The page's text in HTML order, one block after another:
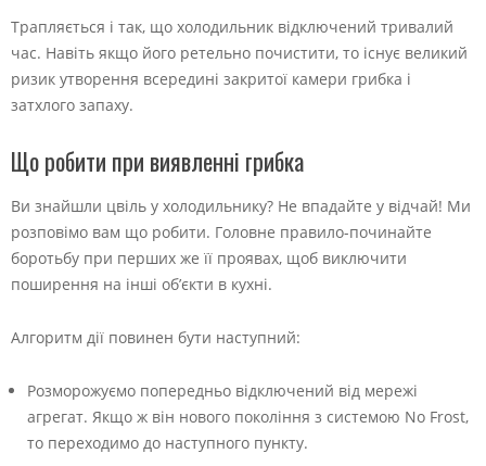
Трапляється і так, що холодильник відключений тривалий
час. Навіть якщо його ретельно почистити, то існує великий
ризик утворення всередині закритої камери грибка і
затхлого запаху.
Що робити при виявленні грибка
Ви знайшли цвіль у холодильнику? Не впадайте у відчай! Ми
розповімо вам що робити. Головне правило-починайте
боротьбу при перших же її проявах, щоб виключити
поширення на інші об’єкти в кухні.
Алгоритм дії повинен бути наступний:
Розморожуємо попередньо відключений від мережі
агрегат. Якщо ж він нового покоління з системою No Frost,
то переходимо до наступного пункту.